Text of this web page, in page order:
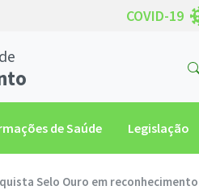
COVID-19
de Saúde Legislação
Selo Ouro em